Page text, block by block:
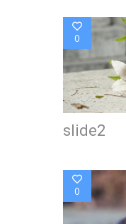
0
slide2
0